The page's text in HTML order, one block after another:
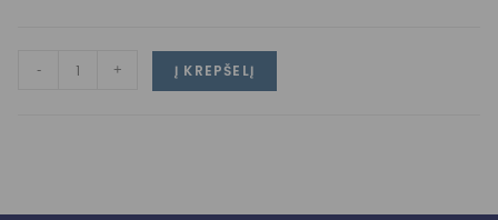
- + Į KREPŠELĮ